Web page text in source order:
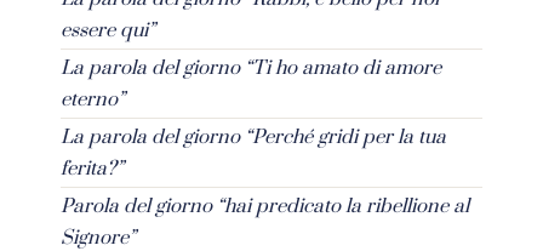
essere qui”
La parola del giorno “Ti ho amato di amore
eterno”
La parola del giorno “Perché gridi per la tua
ferita?”
Parola del giorno “hai predicato la ribellione al
Signore”